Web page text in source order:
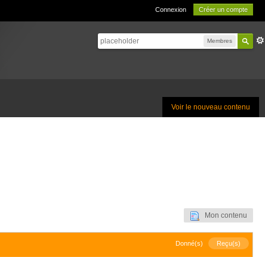
Connexion Créer un compte
Membres
Voir le nouveau contenu
Mon contenu
Donné(s) Reçu(s)